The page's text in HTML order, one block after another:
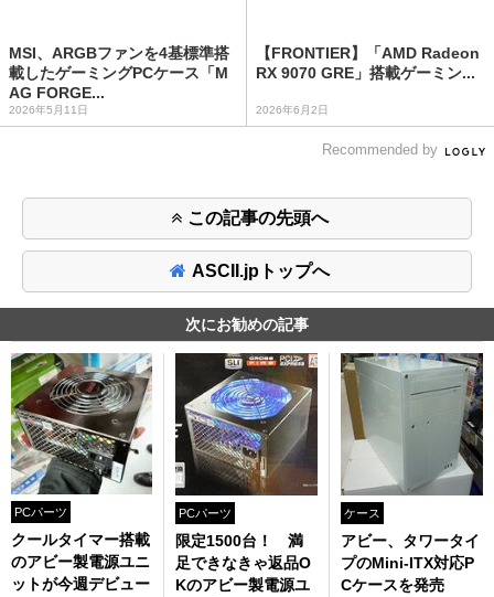
MSI、ARGBファンを4基標準搭
載したゲーミングPCケース「M
AG FORGE...
2026年5月11日
【FRONTIER】「AMD Radeon
RX 9070 GRE」搭載ゲーミン...
2026年6月2日
Recommended by
この記事の先頭へ
ASCII.jpトップへ
次にお勧めの記事
PCパーツ
クールタイマー搭載
のアビー製電源ユニ
ットが今週デビュー
PCパーツ
限定1500台！ 満
足できなきゃ返品O
Kのアビー製電源ユ
ケース
アビー、タワータイ
プのMini-ITX対応P
Cケースを発売